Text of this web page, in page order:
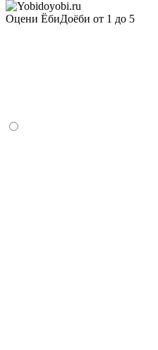
Оцени ЁбиДоёби от 1 до 5